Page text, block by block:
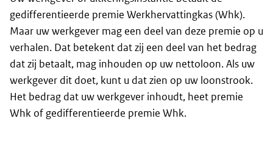
gedifferentieerde premie Werkhervattingkas (Whk).
Maar uw werkgever mag een deel van deze premie op u
verhalen. Dat betekent dat zij een deel van het bedrag
dat zij betaalt, mag inhouden op uw nettoloon. Als uw
werkgever dit doet, kunt u dat zien op uw loonstrook.
Het bedrag dat uw werkgever inhoudt, heet premie
Whk of gedifferentieerde premie Whk.